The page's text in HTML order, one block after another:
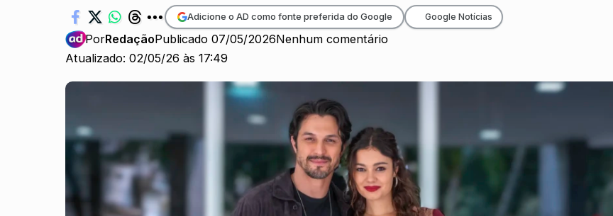
Atualizado: 02/05/26 às 17:49
PorRedaçãoPublicado 07/05/2026Nenhum comentário
Adicione o AD como fonte preferida do Google Google Notícias